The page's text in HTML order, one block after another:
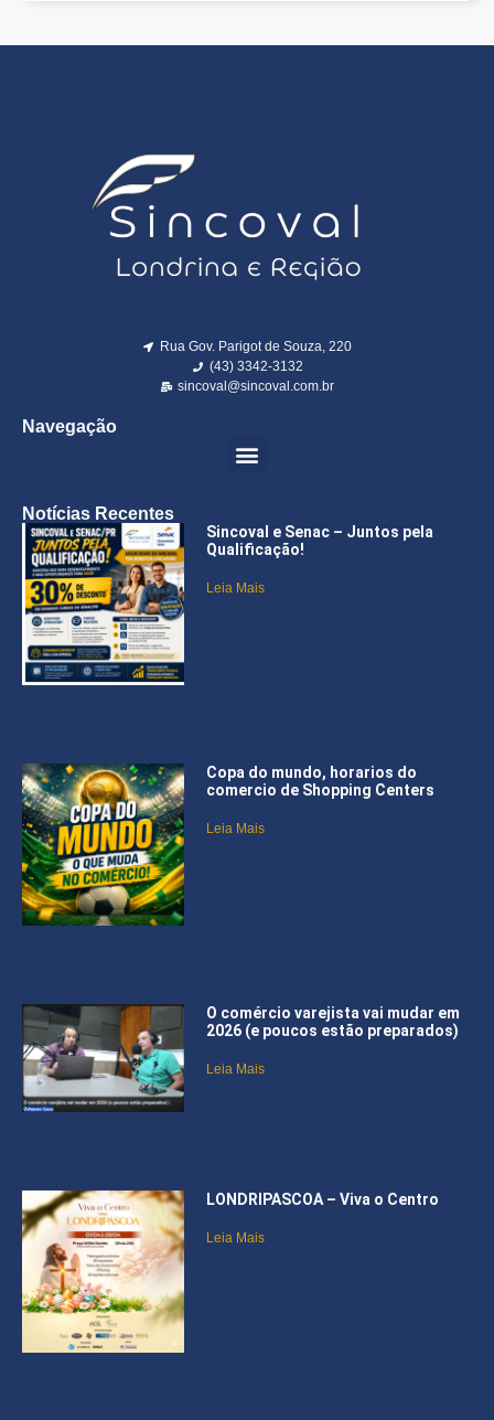
Rua Gov. Parigot de Souza, 220
(43) 3342-3132
sincoval@sincoval.com.br
Navegação
Notícias Recentes
Sincoval e Senac – Juntos pela
Qualificação!
Leia Mais
Copa do mundo, horarios do
comercio de Shopping Centers
Leia Mais
O comércio varejista vai mudar em
2026 (e poucos estão preparados)
Leia Mais
LONDRIPASCOA – Viva o Centro
Leia Mais